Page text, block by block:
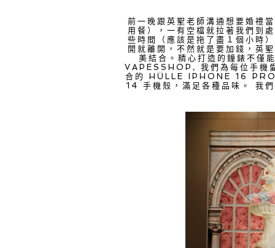
前一晚跟英聖老師溝通想要婚禮
用餐），一有空檔就拉著我們到
些時間（應該是拖了盡１個小時
開就離開，不然就是要加錢，英
美結合。精心打造的鐘錶不僅
VAPESSHOP , 我們為每位手機
合的
HÜLLE IPHONE 16
14 手機殼，滿足各種品味。 我